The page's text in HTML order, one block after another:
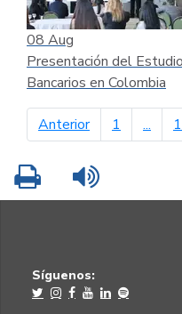
08 Aug
Presentación del
Bancarios en Colombia
Anteriorpágina anterior
1 ...
Imprimir
Síguenos: